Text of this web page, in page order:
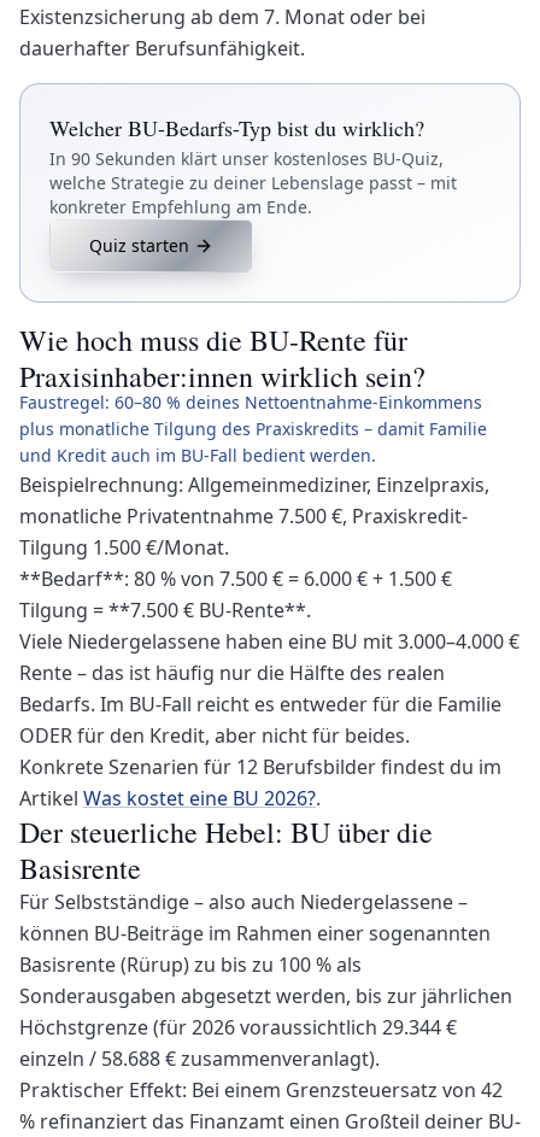
Existenzsicherung ab dem 7. Monat oder bei
dauerhafter Berufsunfähigkeit.
Welcher BU-Bedarfs-Typ bist du wirklich?
In 90 Sekunden klärt unser kostenloses BU-Quiz,
welche Strategie zu deiner Lebenslage passt – mit
konkreter Empfehlung am Ende.
Quiz starten
Wie hoch muss die BU-Rente für
Praxisinhaber:innen wirklich sein?
Faustregel: 60–80 % deines Nettoentnahme-Einkommens
plus monatliche Tilgung des Praxiskredits – damit Familie
und Kredit auch im BU-Fall bedient werden.
Beispielrechnung: Allgemeinmediziner, Einzelpraxis,
monatliche Privatentnahme 7.500 €, Praxiskredit-
Tilgung 1.500 €/Monat.
**Bedarf**: 80 % von 7.500 € = 6.000 € + 1.500 €
Tilgung = **7.500 € BU-Rente**.
Viele Niedergelassene haben eine BU mit 3.000–4.000 €
Rente – das ist häufig nur die Hälfte des realen
Bedarfs. Im BU-Fall reicht es entweder für die Familie
ODER für den Kredit, aber nicht für beides.
Konkrete Szenarien für 12 Berufsbilder findest du im
Artikel Was kostet eine BU 2026?.
Der steuerliche Hebel: BU über die
Basisrente
Für Selbstständige – also auch Niedergelassene –
können BU-Beiträge im Rahmen einer sogenannten
Basisrente (Rürup) zu bis zu 100 % als
Sonderausgaben abgesetzt werden, bis zur jährlichen
Höchstgrenze (für 2026 voraussichtlich 29.344 €
einzeln / 58.688 € zusammenveranlagt).
Praktischer Effekt: Bei einem Grenzsteuersatz von 42
% refinanziert das Finanzamt einen Großteil deiner BU-